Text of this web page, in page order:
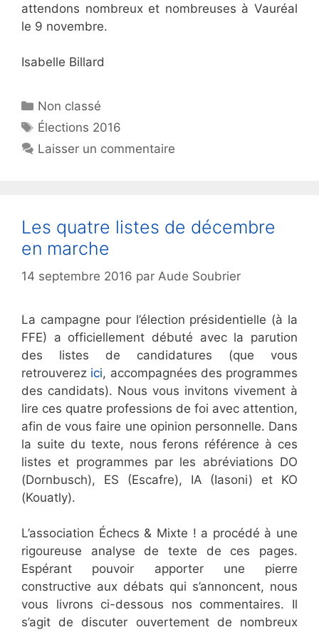
attendons nombreux et nombreuses à Vauréal
le 9 novembre.
Isabelle Billard
Catégories
Non classé
Étiquettes
Élections 2016
Laisser un commentaire
Les quatre listes de décembre
en marche
14 septembre 2016 par Aude Soubrier
La campagne pour l’élection présidentielle (à la
FFE) a officiellement débuté avec la parution
des listes de candidatures (que vous
retrouverez ici, accompagnées des programmes
des candidats). Nous vous invitons vivement à
lire ces quatre professions de foi avec attention,
afin de vous faire une opinion personnelle. Dans
la suite du texte, nous ferons référence à ces
listes et programmes par les abréviations DO
(Dornbusch), ES (Escafre), IA (Iasoni) et KO
(Kouatly).
L’association Échecs & Mixte ! a procédé à une
rigoureuse analyse de texte de ces pages.
Espérant pouvoir apporter une pierre
constructive aux débats qui s’annoncent, nous
vous livrons ci-dessous nos commentaires. Il
s’agit de discuter ouvertement de nombreux